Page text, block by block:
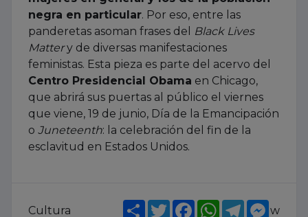
negra en particular. Por eso, entre las
panderetas asoman frases del
Black Lives
Mattery de diversas manifestaciones
feministas. Esta pieza es parte del acervo del
Centro Presidencial Obama en Chicago,
que abrirá sus puertas al público el viernes
que viene, 19 de junio, Día de la Emancipación
o Juneteenth: la celebración del fin de la
esclavitud en Estados Unidos.
Cultura ShareTwitterFacebookWhatsApp
Telegram
w